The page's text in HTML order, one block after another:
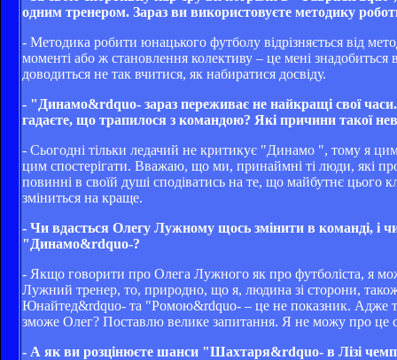
одним тренером. Зараз ви використовуєте методику
- Методика робити юнацького футболу відрізняється від
моменті або ж становлення колективу – це мені
доводиться не так вчитися, як набиратися досвіду.
- "Динамо&rdquo- зараз переживає не найкращі свої
гадаєте, що трапилося з командою? Які причини такої
- Сьогодні тільки ледачий не критикує "Динамо ", тому я
цим спостерігати. Вважаю, що ми, принаймні ті люди, які
повинні в своїй душі сподіватись на те, що майбутнє цього
зміниться на краще.
- Чи вдасться Олегу Лужному щось змінити в команді, і
"Динамо&rdquo-?
- Якщо говорити про Олега Лужного як про футболіста, я
Лужний тренер, то, природно, що я, людина зі сторони,
Юнайтед&rdquo- та "Ромою&rdquo- – це не показник. Адже
зможе Олег? Поставлю велике запитання. Я не можу про це
- А як ви розцінюєте шанси "Шахтаря&rdquo- в Лізі